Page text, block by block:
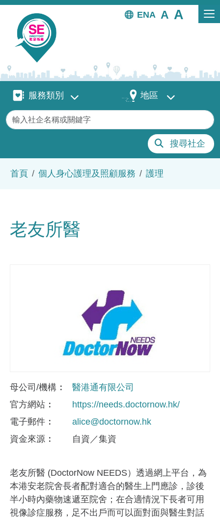
移至主內容
EN
服務類別服務類別 地區 地區
關鍵字
搜尋社企
首頁 個人身心護理及照顧服務 護理
老友所醫
母公司/機構
醫港通有限公司
官方網站
https://needs.doctornow.hk/
電子郵件
alice@doctornow.hk
資金來​源
自資／集資
老友所醫 (DoctorNow NEEDS）透過網上平台，為
本港安老院舍長者配對適合的醫生上門應診，診後
半小時內藥物速遞至院舍；在合適情況下長者可用
視像診症服務，足不出戶而可以面對面與醫生對話